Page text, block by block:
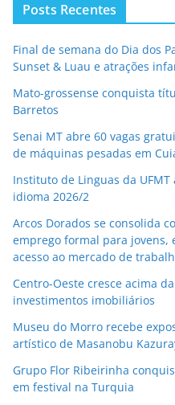
Posts Recentes
Final de semana do Dia dos
Sunset & Luau e atrações
Mato-grossense conquista
Barretos
Senai MT abre 60 vagas
de máquinas pesadas em
Instituto de Linguas da
idioma 2026/2
Arcos Dorados se consolida
emprego formal para jovens,
acesso ao mercado de
Centro-Oeste cresce acima
investimentos imobiliários
Museu do Morro recebe
artístico de Masanobu
Grupo Flor Ribeirinha
em festival na Turquia